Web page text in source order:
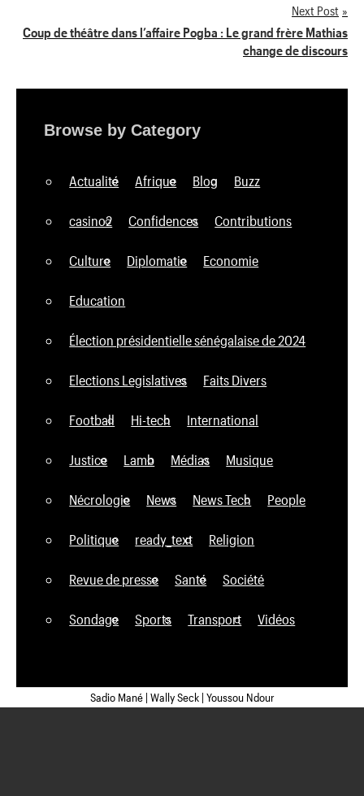
Next Post
Coup de théâtre dans l’affaire Pogba : Le grand frère Mathias
change de discours
Browse by Category
Actualité Afrique Blog Buzz
casino2 Confidences Contributions
Culture Diplomatie Economie
Education
Élection présidentielle sénégalaise de 2024
Elections Legislatives Faits Divers
Football Hi-tech International
Justice Lamb Médias Musique
Nécrologie News News Tech People
Politique ready_text Religion
Revue de presse Santé Société
Sondage Sports Transport Vidéos
Sadio Mané | Wally Seck | Youssou Ndour